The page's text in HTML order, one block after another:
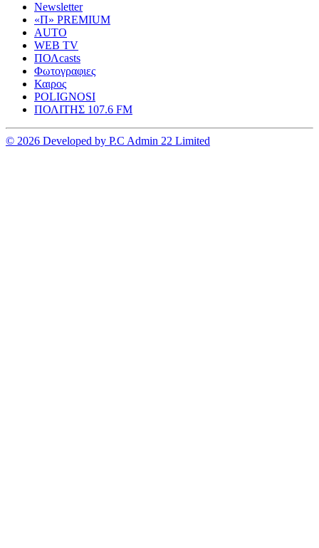
Newsletter
«Π» PREMIUM
AUTO
WEB TV
ΠΟΛcasts
Φωτογραφιες
Καιρος
POLIGNOSI
ΠΟΛΙΤΗΣ 107.6 FM
© 2026 Developed by P.C Admin 22 Limited